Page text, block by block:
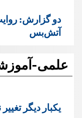
دو گزارش:
آتش‌بس
علمی-
یک‏بار دیگر